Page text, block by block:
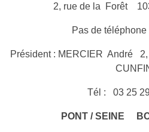
2, rue de la Forêt
Pas de
Président : MERCIER André
Tél : 03 25
PONT / SEINE